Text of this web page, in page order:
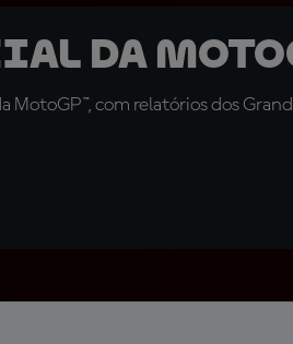
da
com relatórios dos